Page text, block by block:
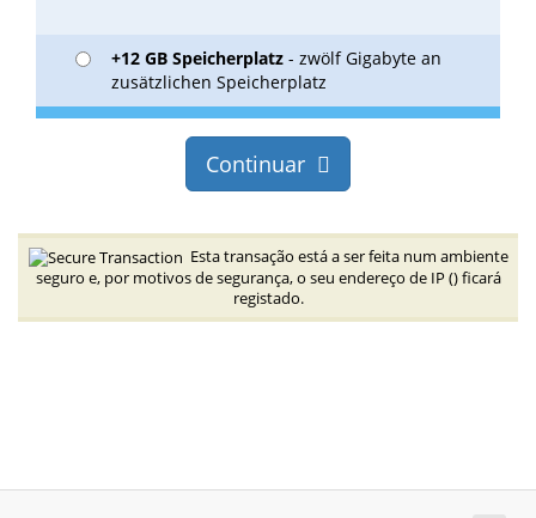
+12 GB Speicherplatz - zwölf Gigabyte an
zusätzlichen Speicherplatz
Continuar
Esta transação está a ser feita num ambiente
seguro e, por motivos de segurança, o seu endereço de IP () ficará
registado.